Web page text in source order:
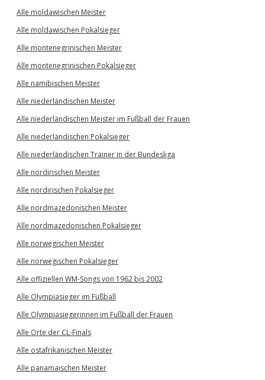
Alle moldawischen Meister
Alle moldawischen Pokalsieger
Alle montenegrinischen Meister
Alle montenegrinischen Pokalsieger
Alle namibischen Meister
Alle niederländischen Meister
Alle niederländischen Meister im Fußball der Frauen
Alle niederländischen Pokalsieger
Alle niederländischen Trainer in der Bundesliga
Alle nordirischen Meister
Alle nordirischen Pokalsieger
Alle nordmazedonischen Meister
Alle nordmazedonischen Pokalsieger
Alle norwegischen Meister
Alle norwegischen Pokalsieger
Alle offiziellen WM-Songs von 1962 bis 2002
Alle Olympiasieger im Fußball
Alle Olympiasiegerinnen im Fußball der Frauen
Alle Orte der CL-Finals
Alle ostafrikanischen Meister
Alle panamaischen Meister